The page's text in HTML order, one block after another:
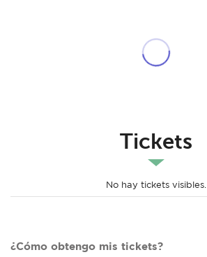
Tickets
No hay tickets visibles.
¿Cómo obtengo mis tickets?